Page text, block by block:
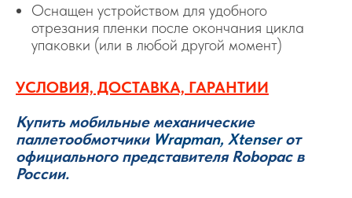
Оснащен устройством для удобного
отрезания пленки после окончания цикла
упаковки (или в любой другой момент)
УСЛОВИЯ, ДОСТАВКА, ГАРАНТИИ
Купить мобильные механические
паллетообмотчики Wrapman, Xtenserот
официального представителя Robopac в
России.